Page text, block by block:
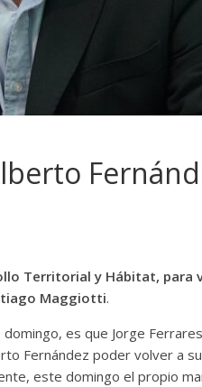
Territorial y Hábitat, para
Maggiotti.
es que Jorge
Fernández poder volver a
este domingo el propio